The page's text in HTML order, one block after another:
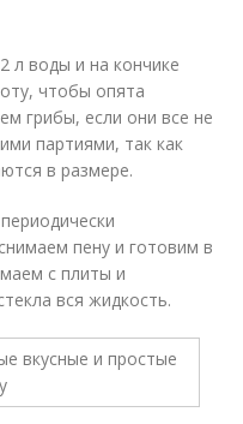
л воды и на кончике
чтобы опята
грибы, если они все не
партиями, так как
в размере.
пену и готовим в
с плиты и
вся жидкость.